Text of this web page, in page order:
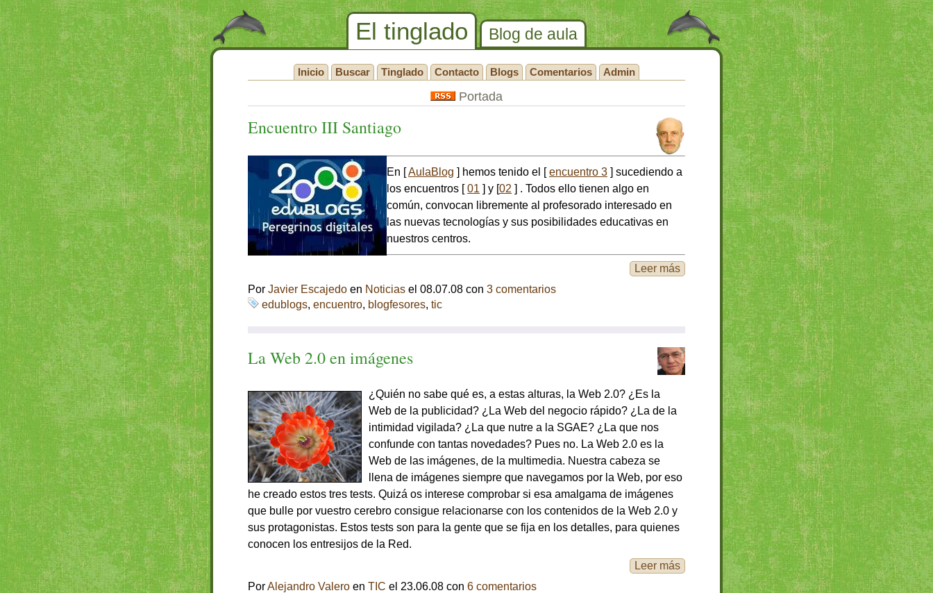
El tinglado Blog de aula
Inicio Buscar Tinglado Contacto Blogs Comentarios Admin
Portada
EncuentroIII Santiago
En [AulaBlog ] hemos tenido el [encuentro 3 ] sucediendo a
los encuentros [01 ] y [02 ] . Todos ello tienen algo en
común, convocan libremente al profesorado interesado en
las nuevas tecnologías y sus posibilidades educativas en
nuestros centros.
Leer más
Por Javier Escajedo en Noticias el 08.07.08 con 3 comentarios
edublogs, encuentro, blogfesores, tic
La Web 2.0 en imágenes
¿Quién no sabe qué es, a estas alturas, la Web 2.0? ¿Es la
Web de la publicidad? ¿La Web del negocio rápido? ¿La de la
intimidad vigilada? ¿La que nutre a la SGAE? ¿La que nos
confunde con tantas novedades? Pues no. La Web 2.0 es la
Web de las imágenes, de la multimedia. Nuestra cabeza se
llena de imágenes siempre que navegamos por la Web, por eso
he creado estos tres tests. Quizá os interese comprobar si esa amalgama de imágenes
que bulle por vuestro cerebro consigue relacionarse con los contenidos de la Web 2.0 y
sus protagonistas. Estos tests son para la gente que se fija en los detalles, para quienes
conocen los entresijos de la Red.
Leer más
PorAlejandro Valero en TIC el 23.06.08 con 6 comentarios